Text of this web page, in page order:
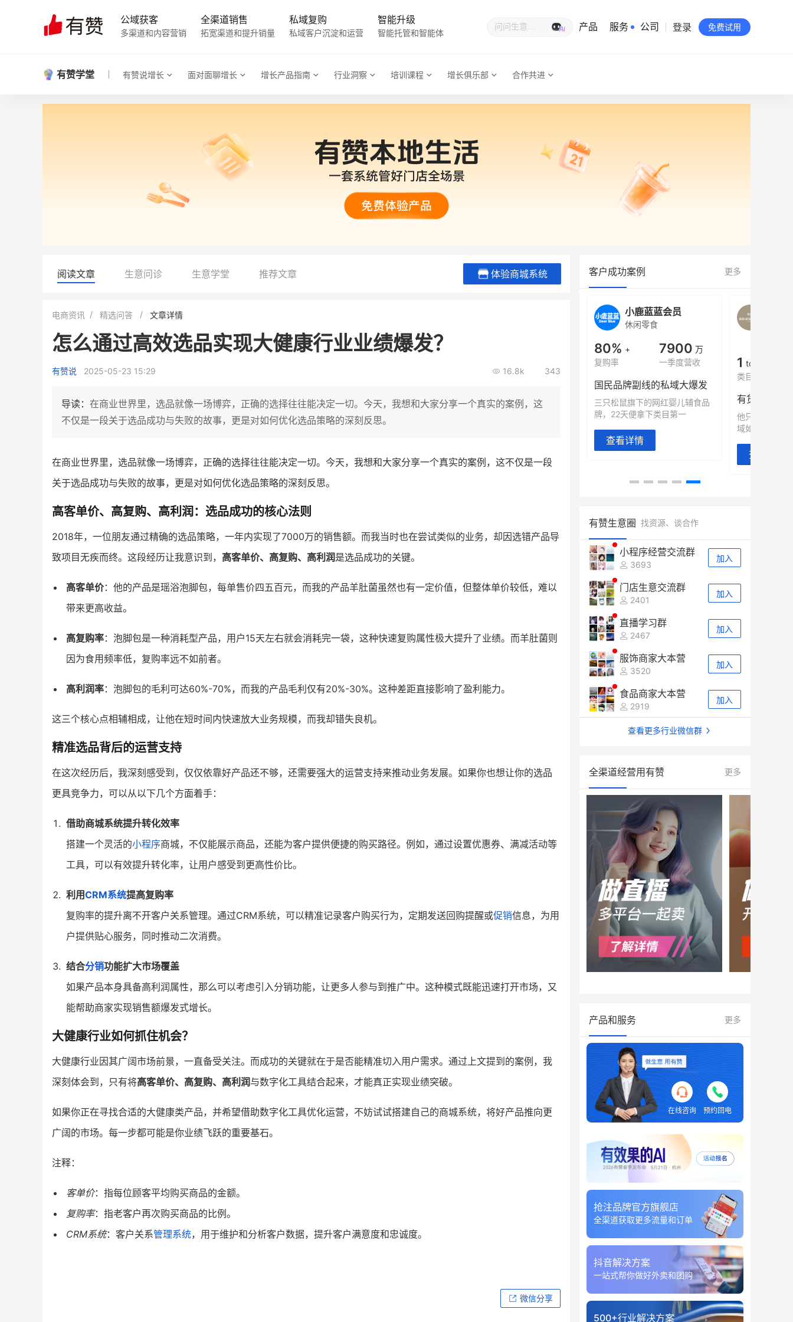
公域获客
多渠道和内容营销
全渠道销售
拓宽渠道和提升销量
私域复购
私域客户沉淀和运营
智能升级
智能托管和智能体
生意专家
产品 服务 公司
有赞公益
站点地图
登录 免费试用
有赞学堂 有赞说增长 面对面聊增长 增长产品指南 行业洞察 培训课程 增长俱乐部 合作共进
阅读文章 生意问诊 生意学堂 推荐文章 体验商城系统
电商资讯 精选问答 文章详情
怎么通过高效选品实现大健康行业业绩爆发？
有赞说 2025-05-23 15:29 16.8k 343
导读： 在商业世界里，选品就像一场博弈，正确的选择往往能决定一切。今天，我想和大家分享一个真实的案例，这
不仅是一段关于选品成功与失败的故事，更是对如何优化选品策略的深刻反思。
在商业世界里，选品就像一场博弈，正确的选择往往能决定一切。今天，我想和大家分享一个真实的案例，这不仅是一段
关于选品成功与失败的故事，更是对如何优化选品策略的深刻反思。
高客单价、高复购、高利润：选品成功的核心法则
2018年，一位朋友通过精确的选品策略，一年内实现了7000万的销售额。而我当时也在尝试类似的业务，却因选错产品导
致项目无疾而终。这段经历让我意识到， 高客单价、高复购、高利润是选品成功的关键。
高客单价：他的产品是瑶浴泡脚包，每单售价四五百元，而我的产品羊肚菌虽然也有一定价值，但整体单价较低，难以
带来更高收益。
高复购率：泡脚包是一种消耗型产品，用户15天左右就会消耗完一袋，这种快速复购属性极大提升了业绩。而羊肚菌则
因为食用频率低，复购率远不如前者。
高利润率：泡脚包的毛利可达60%-70%，而我的产品毛利仅有20%-30%。这种差距直接影响了盈利能力。
这三个核心点相辅相成，让他在短时间内快速放大业务规模，而我却错失良机。
精准选品背后的运营支持
在这次经历后，我深刻感受到，仅仅依靠好产品还不够，还需要强大的运营支持来推动业务发展。如果你也想让你的选品
更具竞争力，可以从以下几个方面着手：
借助商城系统提升转化效率
搭建一个灵活的小程序商城，不仅能展示商品，还能为客户提供便捷的购买路径。例如，通过设置优惠券、满减活动等
工具，可以有效提升转化率，让用户感受到更高性价比。
利用CRM系统提高复购率
复购率的提升离不开客户关系管理。通过CRM系统，可以精准记录客户购买行为，定期发送回购提醒或促销信息，为用
户提供贴心服务，同时推动二次消费。
结合分销功能扩大市场覆盖
如果产品本身具备高利润属性，那么可以考虑引入分销功能，让更多人参与到推广中。这种模式既能迅速打开市场，又
能帮助商家实现销售额爆发式增长。
大健康行业如何抓住机会？
大健康行业因其广阔市场前景，一直备受关注。而成功的关键就在于是否能精准切入用户需求。通过上文提到的案例，我
深刻体会到，只有将高客单价、高复购、高利润与数字化工具结合起来，才能真正实现业绩突破。
如果你正在寻找合适的大健康类产品，并希望借助数字化工具优化运营，不妨试试搭建自己的商城系统，将好产品推向更
广阔的市场。每一步都可能是你业绩飞跃的重要基石。
注释：
客单价：指每位顾客平均购买商品的金额。
复购率：指老客户再次购买商品的比例。
CRM系统：客户关系管理系统，用于维护和分析客户数据，提升客户满意度和忠诚度。
微信分享
客户成功案例 更多
BEIESTATE贝易品牌
母婴
类目销售额
年度GMV
有货源没流量？母婴馆如何破局
他只用7年做到平台销冠，转战私
域如何破局？
查看详情
200 万
200 %
这家女装连锁如何借有赞破局新
零售？
30 万
2000 万
IT精英回乡种地，撬动2000万生
意！
私域样本打法！新希望白帝乳业
小鹿蓝蓝会员
休闲零食
80% +
复购率
7900 万
一季度营收
国民品牌副线的私域大爆发
三只松鼠旗下的网红婴儿辅食品
牌，22天便拿下类目第一
查看详情
1 top
类目销售额
他只用7年做
域如何破局？
查看详情
有赞生意圈 找资源、谈合作
小程序经营交流群
3693
加入
门店生意交流群
2401
加入
直播学习群
2467
加入
服饰商家大本营
3520
加入
食品商家大本营
2919
加入
查看更多行业微信群
全渠道经营用有赞 更多
产品和服务 更多
在线咨询 预约回电
抢注品牌官方旗舰店
全渠道获取更多流量和订单
抖音解决方案
一站式帮你做好外卖和团购
500+行业解决方案